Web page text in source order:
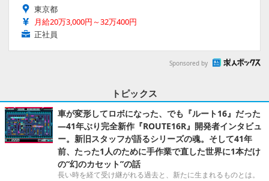
東京都
月給20万3,000円～32万400円
正社員
Sponsored by
トピックス
車が変形してロボになった、でも『ルート16』だった
―41年ぶり完全新作『ROUTE16R』開発者インタビュ
ー。新旧スタッフが語るシリーズの魂。そして41年
前、たった1人のために手作業で直した世界に1本だけ
の“幻のカセット”の話
長い時を経て受け継がれる過去と、新たに生まれるものとは。